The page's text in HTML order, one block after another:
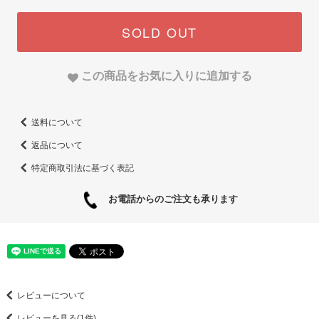
SOLD OUT
この商品をお気に入りに追加する
送料について
返品について
特定商取引法に基づく表記
お電話からのご注文も承ります
レビューについて